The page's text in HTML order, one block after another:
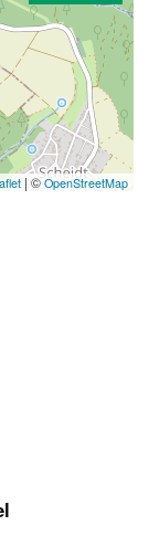
| ©OpenStreetMap